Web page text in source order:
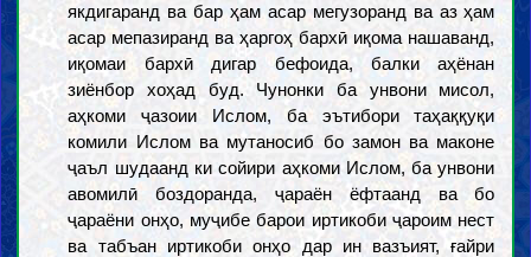
якдигаранд ва бар ҳам асар мегузоранд ва аз ҳам
асар мепазиранд ва ҳаргоҳ бархӣ иқома нашаванд,
иқомаи бархӣ дигар бефоида, балки аҳёнан
зиёнбор хоҳад буд. Чунонки ба унвони мисол,
аҳкоми ҷазоии Ислом, ба эътибори таҳаққуқи
комили Ислом ва мутаносиб бо замон ва маконе
ҷаъл шудаанд ки сойири аҳкоми Ислом, ба унвони
авомилӣ боздоранда, ҷараён ёфтаанд ва бо
ҷараёни онҳо, муҷибе барои иртикоби ҷароим нест
ва табъан иртикоби онҳо дар ин вазъият, ғайри